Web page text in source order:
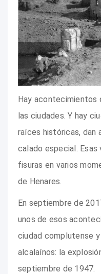
Hay acontecimientos
las ciudades. Y hay
raíces históricas, dan
calado especial. Esas
fisuras en varios
de Henares.
En septiembre de
unos de esos
ciudad complutense
alcalaínos: la
septiembre de 1947.